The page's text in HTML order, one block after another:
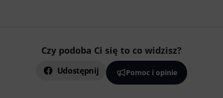
Czy podoba Ci się to co widzisz?
Udostępnij Pomoc i opinie